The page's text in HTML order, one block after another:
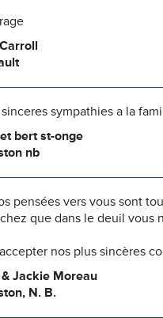
sympathies a la
bert st-onge
nb
pensées vers vous sont
que dans le deuil vous
nos plus sincères
Jackie Moreau
N. B.